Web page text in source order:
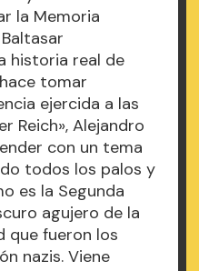
la Memoria
historia real de
tomar
ejercida a las
Reich», Alejandro
con un tema
todos los palos y
es la Segunda
agujero de la
que fueron los
nazis. Viene